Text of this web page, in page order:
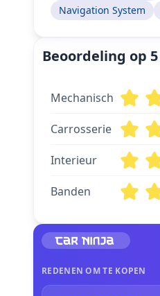
Navigation System
Beoordeling op
Mechanisch
Carrosserie
Interieur
Banden
REDENEN OM TE KOPEN